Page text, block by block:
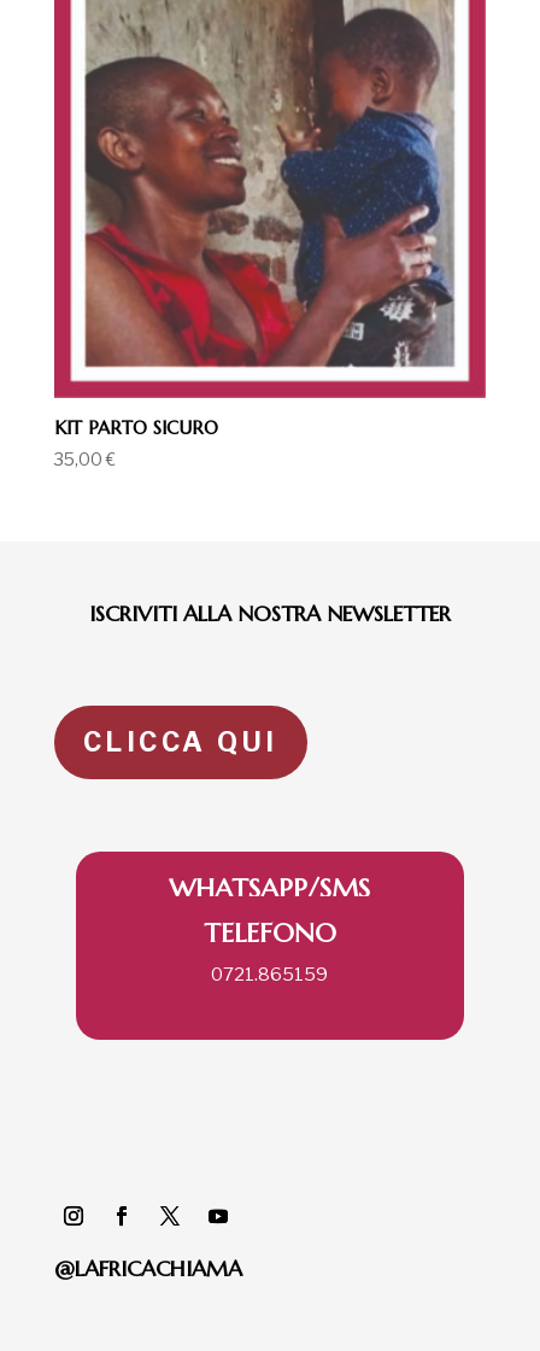
KIT PARTO SICURO
35,00€
ISCRIVITI ALLA NOSTRA NEWSLETTER
CLICCA QUI
WHATSAPP/SMS
335.258290
TELEFONO
0721.865159
@LAFRICACHIAMA